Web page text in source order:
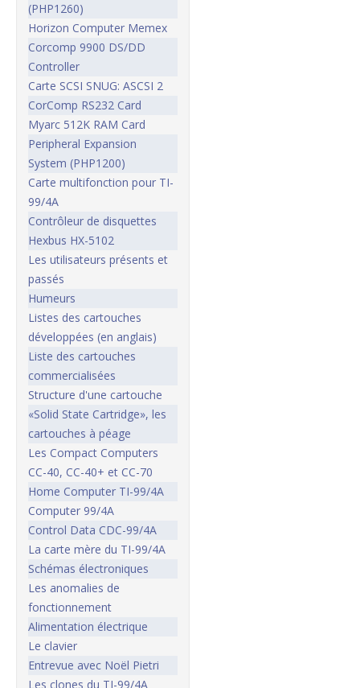
(PHP1260)
Horizon Computer Memex
Corcomp 9900 DS/DD
Controller
Carte SCSI SNUG: ASCSI 2
CorComp RS232 Card
Myarc 512K RAM Card
Peripheral Expansion
System (PHP1200)
Carte multifonction pour TI-
99/4A
Contrôleur de disquettes
Hexbus HX-5102
Les utilisateurs présents et
passés
Humeurs
Listes des cartouches
développées (en anglais)
Liste des cartouches
commercialisées
Structure d'une cartouche
«Solid State Cartridge», les
cartouches à péage
Les Compact Computers
CC-40, CC-40+ et CC-70
Home Computer TI-99/4A
Computer 99/4A
Control Data CDC-99/4A
La carte mère du TI-99/4A
Schémas électroniques
Les anomalies de
fonctionnement
Alimentation électrique
Le clavier
Entrevue avec Noël Pietri
Les clones du TI-99/4A